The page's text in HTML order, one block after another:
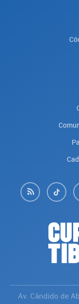
Av. Cândido de